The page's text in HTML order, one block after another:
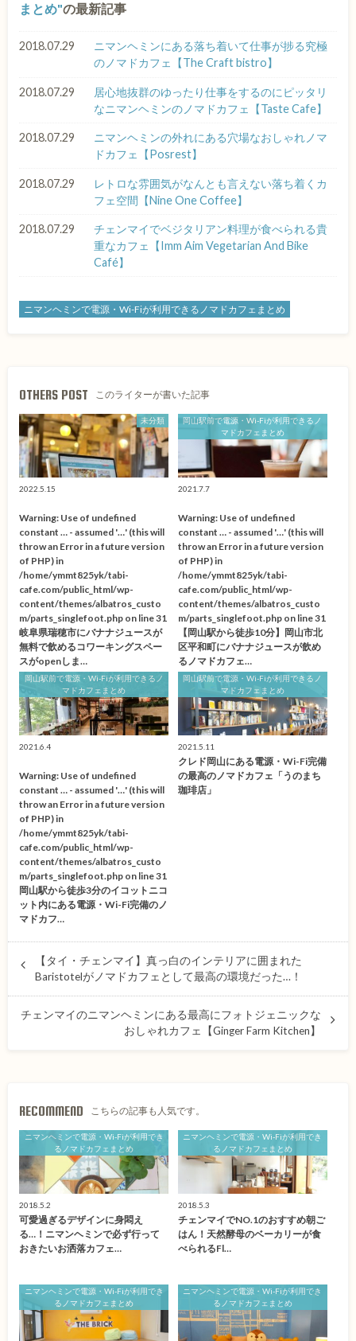
まとめ の最新記事
2018.07.29
ニマンヘミンにある落ち着いて仕事が捗る究極
のノマドカフェ【The Craft bistro】
2018.07.29
居心地抜群のゆったり仕事をするのにピッタリ
なニマンヘミンのノマドカフェ【Taste Cafe】
2018.07.29
ニマンヘミンの外れにある穴場なおしゃれノマ
ドカフェ【Posrest】
2018.07.29
レトロな雰囲気がなんとも言えない落ち着くカ
フェ空間【Nine One Coffee】
2018.07.29
チェンマイでベジタリアン料理が食べられる貴
重なカフェ【Imm Aim Vegetarian And Bike
Café】
ニマンヘミンで電源・Wi-Fiが利用できるノマドカフェまとめ
OTHERS POST このライターが書いた記事
未分類
2022.5.15
Warning: Use of undefined
constant … - assumed '…' (this will
throw an Error in a future version
of PHP) in
/home/ymmt825yk/tabi-
cafe.com/public_html/wp-
content/themes/albatros_custo
m/parts_singlefoot.php on line31
岐阜県瑞穂市にバナナジュースが
無料で飲めるコワーキングスペー
スがopenしま…
岡山駅前で電源・Wi-Fiが利用できるノ
マドカフェまとめ
2021.7.7
Warning: Use of undefined
constant … - assumed '…' (this will
throw an Error in a future version
of PHP) in
/home/ymmt825yk/tabi-
cafe.com/public_html/wp-
content/themes/albatros_custo
m/parts_singlefoot.phpon line31
【岡山駅から徒歩10分】岡山市北
区平和町にバナナジュースが飲め
るノマドカフェ…
岡山駅前で電源・Wi-Fiが利用できるノ
マドカフェまとめ
2021.6.4
Warning: Use of undefined
constant … - assumed '…' (this will
throw an Error in a future version
of PHP) in
/home/ymmt825yk/tabi-
cafe.com/public_html/wp-
content/themes/albatros_custo
m/parts_singlefoot.php on line31
岡山駅から徒歩3分のイコットニコ
ット内にある電源・Wi-Fi完備のノ
マドカフ…
岡山駅前で電源・Wi-Fiが利用できるノ
マドカフェまとめ
2021.5.11
クレド岡山にある電源・Wi-Fi完備
の最高のノマドカフェ「うのまち
珈琲店」
【タイ・チェンマイ】真っ白のインテリアに囲まれた
Baristotelがノマドカフェとして最高の環境だった…！
チェンマイのニマンヘミンにある最高にフォトジェニックな
おしゃれカフェ【Ginger Farm Kitchen】
RECOMMEND こちらの記事も人気です。
ニマンヘミンで電源・Wi-Fiが利用でき
るノマドカフェまとめ
2018.5.2
可愛過ぎるデザインに身悶え
る…！ニマンヘミンで必ず行って
おきたいお洒落カフェ…
ニマンヘミンで電源・Wi-Fiが利用でき
るノマドカフェまとめ
2018.5.3
チェンマイでNO.1のおすすめ朝ご
はん！天然酵母のベーカリーが食
べられるFl…
ニマンヘミンで電源・Wi-Fiが利用でき
るノマドカフェまとめ
ニマンヘミンで電源・Wi-Fiが利用でき
るノマドカフェまとめ